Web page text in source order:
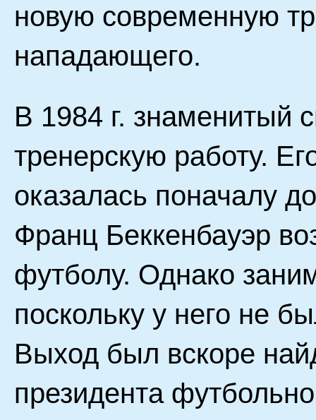
новую современную
нападающего.
В 1984 г. знаменитый
тренерскую работу.
оказалась поначалу
Франц Беккенбауэр
футболу. Однако
поскольку у него не
Выход был вскоре
президента